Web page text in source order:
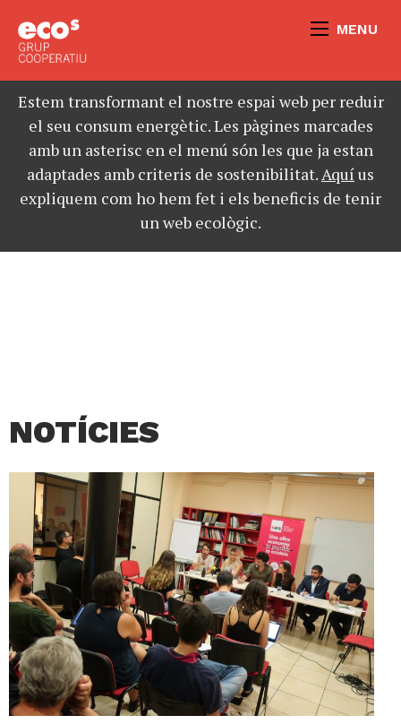
MENU
Estem transformant el nostre espai web per reduir
el seu consum energètic. Les pàgines marcades
amb un asterisc en el menú són les que ja estan
adaptades amb criteris de sostenibilitat.Aquíus
expliquem com ho hem fet i els beneficis de tenir
un web ecològic.
NOTÍCIES